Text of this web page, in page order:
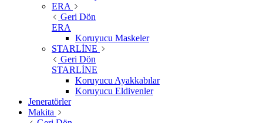
ERA
Geri Dön
ERA
Koruyucu Maskeler
STARLİNE
Geri Dön
STARLİNE
Koruyucu Ayakkabılar
Koruyucu Eldivenler
Jeneratörler
Makita